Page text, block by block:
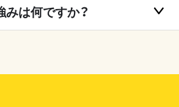
みは何ですか？